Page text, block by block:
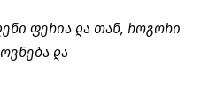
ფერია და თან, როგორი
და